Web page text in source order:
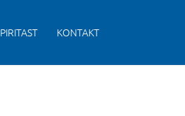
PIRITAST KONTAKT